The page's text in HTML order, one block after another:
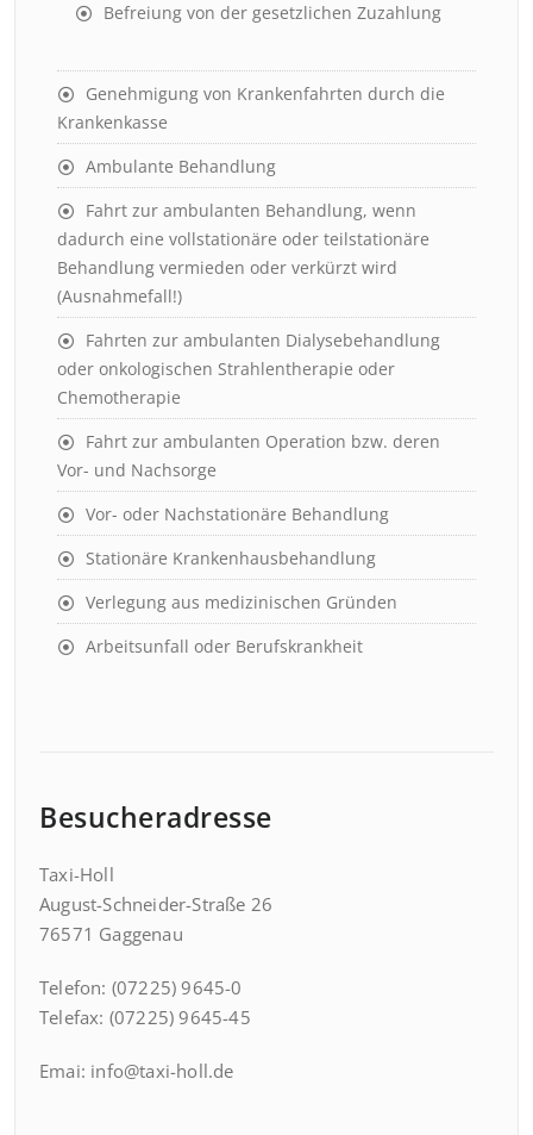
Befreiung von der gesetzlichen Zuzahlung
Genehmigung von Krankenfahrten durch die
Krankenkasse
Ambulante Behandlung
Fahrt zur ambulanten Behandlung, wenn
dadurch eine vollstationäre oder teilstationäre
Behandlung vermieden oder verkürzt wird
(Ausnahmefall!)
Fahrten zur ambulanten Dialysebehandlung
oder onkologischen Strahlentherapie oder
Chemotherapie
Fahrt zur ambulanten Operation bzw. deren
Vor- und Nachsorge
Vor- oder Nachstationäre Behandlung
Stationäre Krankenhausbehandlung
Verlegung aus medizinischen Gründen
Arbeitsunfall oder Berufskrankheit
Besucheradresse
Taxi-Holl
August-Schneider-Straße 26
76571 Gaggenau
Telefon: (07225) 9645-0
Telefax: (07225) 9645-45
Emai: info@taxi-holl.de